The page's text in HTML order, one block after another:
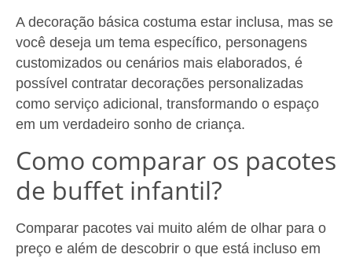
A decoração básica costuma estar inclusa, mas se
você deseja um tema específico, personagens
customizados ou cenários mais elaborados, é
possível contratar decorações personalizadas
como serviço adicional, transformando o espaço
em um verdadeiro sonho de criança.
Como comparar os pacotes
de buffet infantil?
Comparar pacotes vai muito além de olhar para o
preço e além de descobrir o que está incluso em